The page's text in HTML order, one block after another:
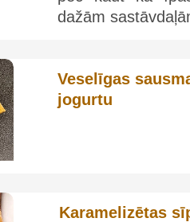
dažām
Veselīgas
jogurtu
Karamelizētas